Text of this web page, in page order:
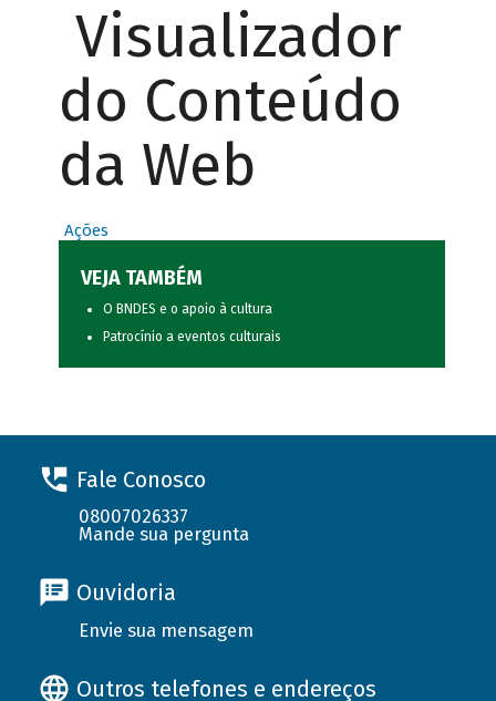
Visualizador
do Conteúdo
da Web
Ações
VEJA TAMBÉM
O BNDES e o apoio à cultura
Patrocínio a eventos culturais
Fale Conosco
08007026337
Mande sua pergunta
Ouvidoria
Envie sua mensagem
Outros telefones e endereços